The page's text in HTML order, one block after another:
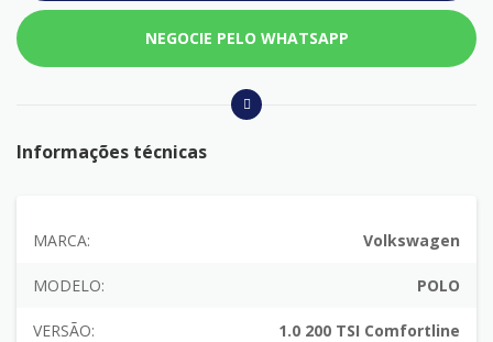
NEGOCIE PELO WHATSAPP
Informações técnicas
MARCA: Volkswagen
MODELO: POLO
VERSÃO: 1.0 200 TSI Comfortline